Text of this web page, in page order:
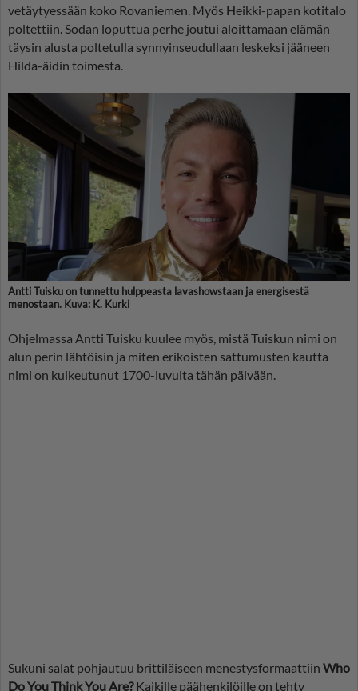
vetäytyessään koko Rovaniemen. Myös Heikki-papan kotitalo
poltettiin. Sodan loputtua perhe joutui aloittamaan elämän
täysin alusta poltetulla synnyinseudullaan leskeksi jääneen
Hilda-äidin toimesta.
Antti Tuisku on tunnettu hulppeasta lavashowstaan ja energisestä
menostaan. Kuva: K. Kurki
Ohjelmassa Antti Tuisku kuulee myös, mistä Tuiskun nimi on
alun perin lähtöisin ja miten erikoisten sattumusten kautta
nimi on kulkeutunut 1700-luvulta tähän päivään.
Sukuni salat pohjautuu brittiläiseen menestysformaattiin Who
Do You Think You Are?Kaikille päähenkilöille on tehty